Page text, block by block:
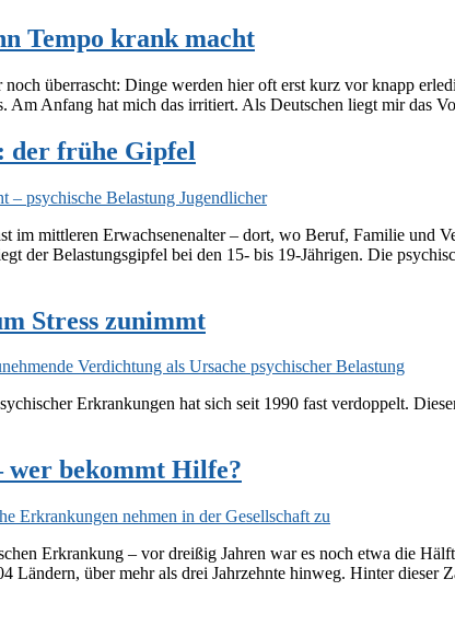
Tempo krank macht
überrascht: Dinge werden hier oft erst kurz vor knapp
Am Anfang hat mich das irritiert. Als Deutschen liegt mir das
der frühe Gipfel
im mittleren Erwachsenenalter – dort, wo Beruf, Familie und
der Belastungsgipfel bei den 15- bis 19-Jährigen. Die
Stress zunimmt
Erkrankungen hat sich seit 1990 fast verdoppelt.
wer bekommt Hilfe?
Erkrankung – vor dreißig Jahren war es noch etwa die
Ländern, über mehr als drei Jahrzehnte hinweg. Hinter